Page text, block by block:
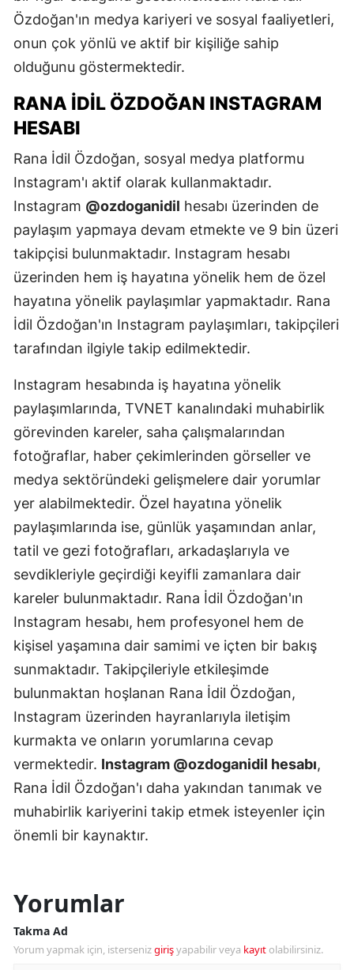
Özdoğan'ın medya kariyeri ve sosyal faaliyetleri,
onun çok yönlü ve aktif bir kişiliğe sahip
olduğunu göstermektedir.
RANA İDIL ÖZDOĞAN INSTAGRAM
HESABI
Rana İdil Özdoğan, sosyal medya platformu
Instagram'ı aktif olarak kullanmaktadır.
Instagram @ozdoganidil hesabı üzerinden de
paylaşım yapmaya devam etmekte ve 9 bin üzeri
takipçisi bulunmaktadır. Instagram hesabı
üzerinden hem iş hayatına yönelik hem de özel
hayatına yönelik paylaşımlar yapmaktadır. Rana
İdil Özdoğan'ın Instagram paylaşımları, takipçileri
tarafından ilgiyle takip edilmektedir.
Instagram hesabında iş hayatına yönelik
paylaşımlarında, TVNET kanalındaki muhabirlik
görevinden kareler, saha çalışmalarından
fotoğraflar, haber çekimlerinden görseller ve
medya sektöründeki gelişmelere dair yorumlar
yer alabilmektedir. Özel hayatına yönelik
paylaşımlarında ise, günlük yaşamından anlar,
tatil ve gezi fotoğrafları, arkadaşlarıyla ve
sevdikleriyle geçirdiği keyifli zamanlara dair
kareler bulunmaktadır. Rana İdil Özdoğan'ın
Instagram hesabı, hem profesyonel hem de
kişisel yaşamına dair samimi ve içten bir bakış
sunmaktadır. Takipçileriyle etkileşimde
bulunmaktan hoşlanan Rana İdil Özdoğan,
Instagram üzerinden hayranlarıyla iletişim
kurmakta ve onların yorumlarına cevap
vermektedir. Instagram @ozdoganidil hesabı,
Rana İdil Özdoğan'ı daha yakından tanımak ve
muhabirlik kariyerini takip etmek isteyenler için
önemli bir kaynaktır.
Yorumlar
Takma Ad
Yorum yapmak için, istersenizgirişyapabilir veya kayıt olabilirsiniz.